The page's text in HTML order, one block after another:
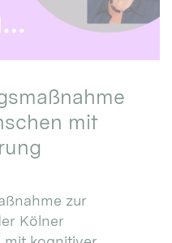
mit
zur
Kölner